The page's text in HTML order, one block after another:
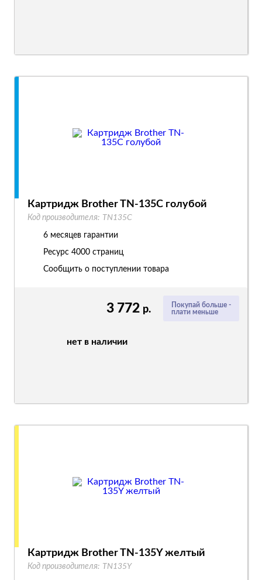
Покупай больше -
плати меньше
3 772 р.
нет в наличии
Картридж Brother TN-135C голубой
Код производителя: TN135C
6 месяцев гарантии
Ресурс 4000 страниц
Сообщить о поступлении товара
Картридж Brother TN-135Y желтый
Код производителя: TN135Y